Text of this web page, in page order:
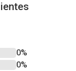
0%
0%